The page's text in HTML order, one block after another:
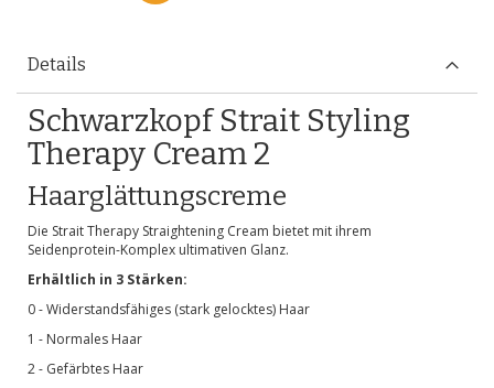
Details
Schwarzkopf Strait Styling
Therapy Cream 2
Haarglättungscreme
Die Strait Therapy Straightening Cream bietet mit ihrem
Seidenprotein-Komplex ultimativen Glanz.
Erhältlich in 3 Stärken:
0 - Widerstandsfähiges (stark gelocktes) Haar
1 - Normales Haar
2 - Gefärbtes Haar